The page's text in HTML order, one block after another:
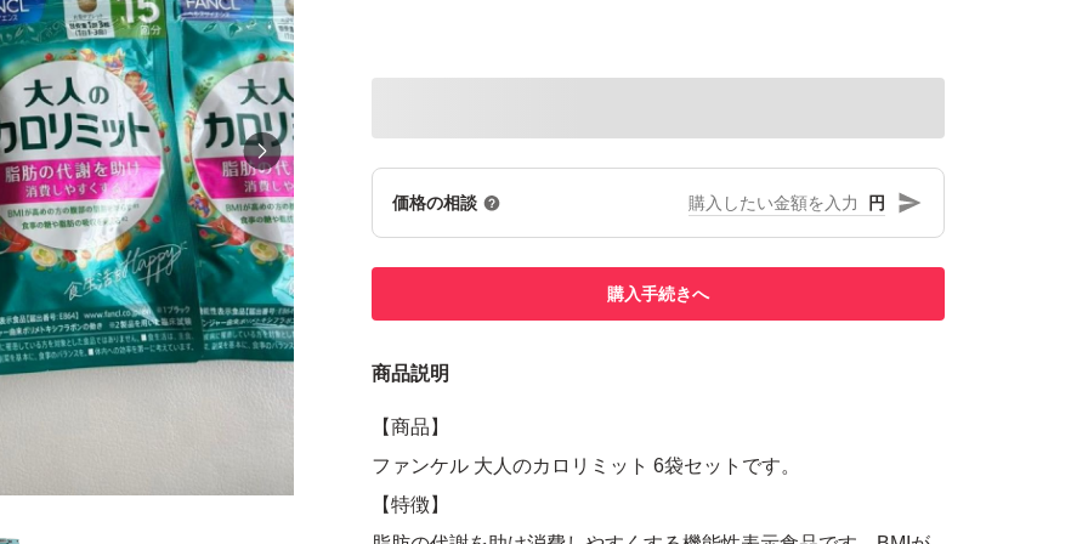
価格の相談 円
購入手続きへ
商品説明
【商品】
ファンケル 大人のカロリミット 6袋セットです。
【特徴】